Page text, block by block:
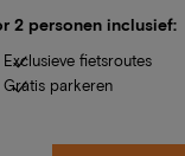
2 personen inclusief:
Exclusieve fietsroutes
Gratis parkeren